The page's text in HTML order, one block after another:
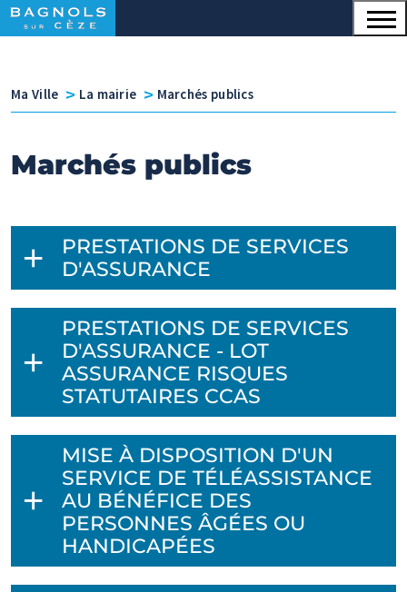
Panneau de gestion des cookies
Menu principal
Contenu
Ma Ville v La mairiev Marchés publics
Marchés publics
PRESTATIONS DE SERVICES
D'ASSURANCE
PRESTATIONS DE SERVICES
D'ASSURANCE - LOT
ASSURANCE RISQUES
STATUTAIRES CCAS
MISE À DISPOSITION D'UN
SERVICE DE TÉLÉASSISTANCE
AU BÉNÉFICE DES
PERSONNES ÂGÉES OU
HANDICAPÉES